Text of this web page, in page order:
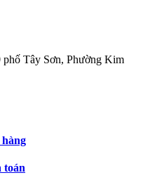
phố Tây Sơn, Phường Kim
toán